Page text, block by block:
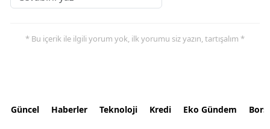
* Bu içerik ile ilgili yorum yok, ilk yorumu siz yazın, tartışalım *
Güncel Haberler Teknoloji Kredi Eko Gündem